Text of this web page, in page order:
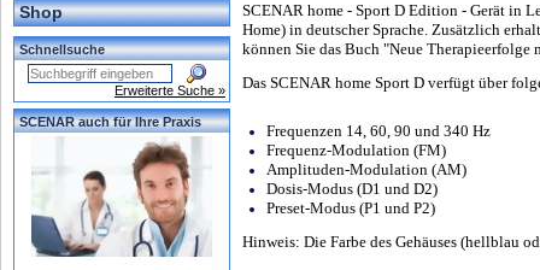
Shop
Schnellsuche
Erweiterte Suche »
SCENAR auch für Ihre Praxis
SCENAR home - Sport D Edition - Gerät in
Home) in deutscher Sprache. Zusätzlich
können Sie das Buch "Neue
Das SCENAR home Sport D verfügt über
Frequenzen 14, 60, 90 und 340 Hz
Frequenz-Modulation (FM)
Amplituden-Modulation (AM)
Dosis-Modus (D1 und D2)
Preset-Modus (P1 und P2)
Hinweis: Die Farbe des Gehäuses (hellblau